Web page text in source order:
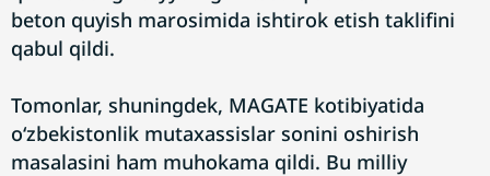
beton quyish marosimida ishtirok etish taklifini
qabul qildi.
Tomonlar, shuningdek, MAGATE kotibiyatida
o‘zbekistonlik mutaxassislar sonini oshirish
masalasini ham muhokama qildi. Bu milliy